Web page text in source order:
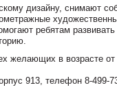
дизайну, снимают
ребятам
желающих в возрасте от
913, телефон 8-499-